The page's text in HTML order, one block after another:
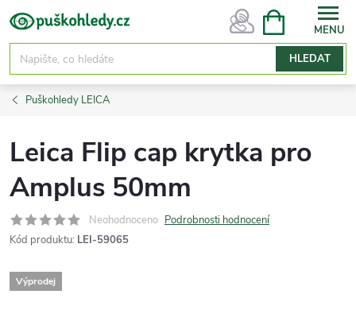
Přejít
na
obsah
HLEDAT
NÁKUPNÍ
Puškohledy LEICA
Leica Flip cap krytka pro
Amplus 50mm
Neohodnoceno Podrobnosti hodnocení
Kód produktu: LEI-59065
Výprodej